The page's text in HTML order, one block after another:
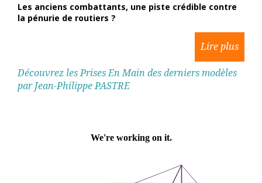
Les anciens combattants, une piste crédible contre
la pénurie de routiers ?
Découvrez les Prises En Main des derniers modèles
par Jean-Philippe PASTRE